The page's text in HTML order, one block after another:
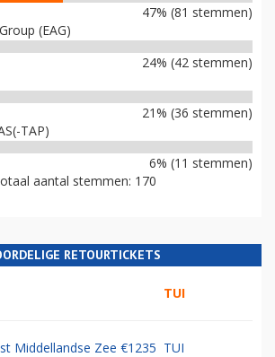
47% (81 stemmen)
(EAG)
24% (42 stemmen)
21% (36 stemmen)
TAP)
6% (11 stemmen)
aantal stemmen: 170
RETOURTICKETS
TUI
Middellandse Zee €1235 TUI